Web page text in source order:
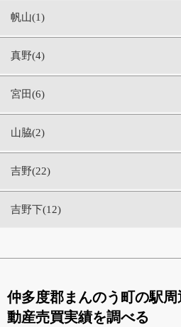
帆山(1)
真野(4)
宮田(6)
山脇(2)
吉野(22)
吉野下(12)
仲多度郡まんのう町の駅
動産売買実績を調べる